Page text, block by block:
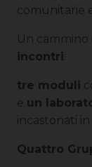
comunitarie
Un
incontri
tre moduli
e un
incastonati
Quattro